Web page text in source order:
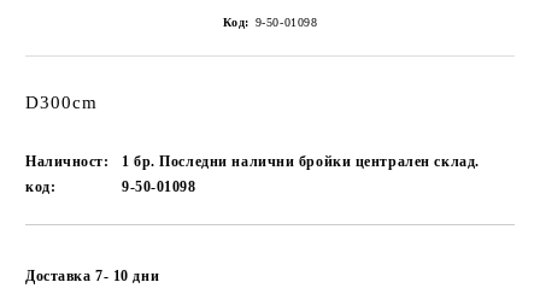
Код: 9-50-01098
D300cm
Наличност:
1 бр. Последни налични бройки централен склад.
код:
9-50-01098
Доставка 7- 10 дни